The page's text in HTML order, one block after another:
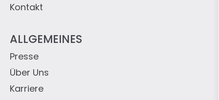
ALLGEMEINES
Karriere
Über Uns
Presse
Kontakt